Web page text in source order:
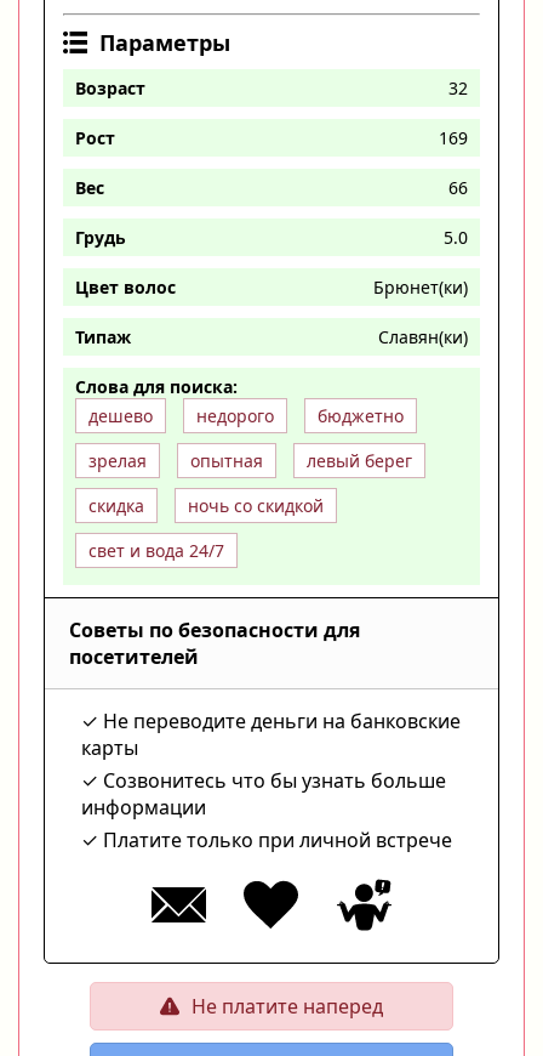
Параметры
Возраст 32
Рост 169
Вес 66
Грудь 5.0
Цвет волос Брюнет(ки)
Типаж Славян(ки)
Слова для поиска:
дешево
недорого
бюджетно
зрелая
опытная
левый берег
скидка
ночь со скидкой
свет и вода 24/7
Советы по безопасности для
посетителей
Не переводите деньги на банковские
карты
Созвонитесь что бы узнать больше
информации
Платите только при личной встрече
Не платите наперед